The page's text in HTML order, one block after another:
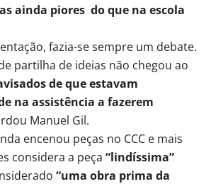
ainda piores do que na escola
fazia-se sempre um debate.
partilha de ideias não chegou ao
de que estavam
na assistência a fazerem
Manuel Gil.
encenou peças no CCC e mais
considera a peça “lindíssima”
“uma obra prima da